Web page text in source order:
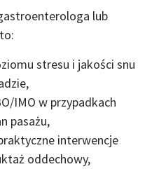
lub
stresu i jakości snu
IMO w przypadkach
pasażu,
interwencje
oddechowy,